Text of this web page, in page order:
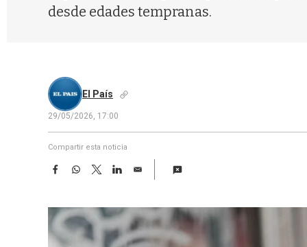
desde edades tempranas.
El País
29/05/2026, 17:00
Compartir esta noticia
F
e
b
o
W
t
s
A
T
w
t
t
e
L
k
e
d
E
i
l